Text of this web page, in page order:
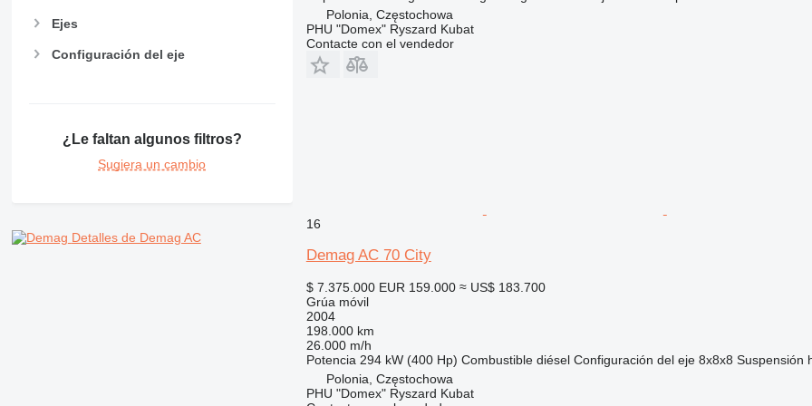
Ejes
Configuración del eje
¿Le faltan algunos filtros?
Sugiera un cambio
Detalles de Demag AC
Polonia, Częstochowa
PHU "Domex" Ryszard Kubat
Contacte con el vendedor
16
Demag AC 70 City
$ 7.375.000 EUR 159.000 ≈ US$ 183.700
Grúa móvil
2004
198.000 km
26.000 m/h
Potencia 294 kW (400 Hp) Combustible diésel Configuración del eje 8x8x8 Suspensión
Polonia, Częstochowa
PHU "Domex" Ryszard Kubat